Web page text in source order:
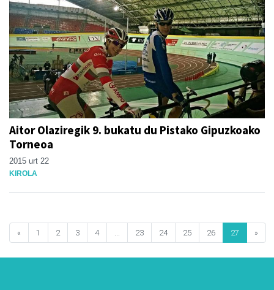
Aitor Olaziregik 9. bukatu du Pistako Gipuzkoako
Torneoa
2015 urt 22
KIROLA
« 1 2 3 4 ... 23 24 25 26 27 »